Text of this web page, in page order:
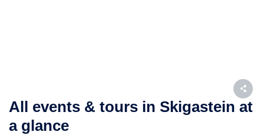
All events & tours in Skigastein at
a glance